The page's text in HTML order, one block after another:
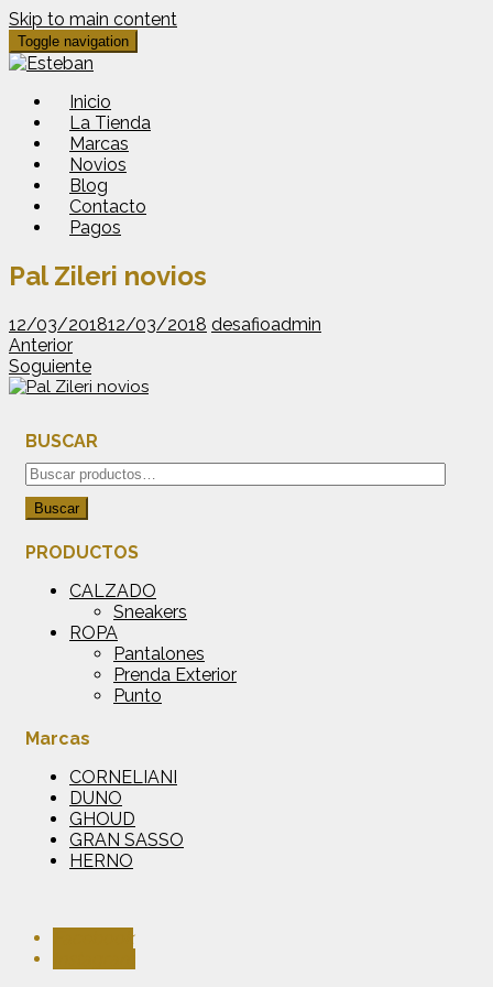
Skip to main content
Toggle navigation
Inicio
La Tienda
Marcas
Novios
Blog
Contacto
Pagos
Pal Zileri novios
12/03/201812/03/2018 desafioadmin
Anterior
Soguiente
BUSCAR
Buscar
por:
Buscar
PRODUCTOS
CALZADO
Sneakers
ROPA
Pantalones
Prenda Exterior
Punto
Marcas
CORNELIANI
DUNO
GHOUD
GRAN SASSO
HERNO